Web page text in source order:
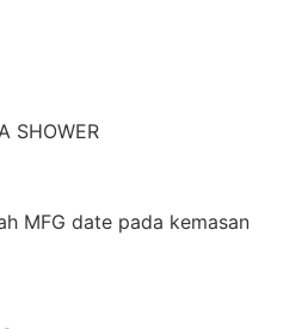
SHOWER
MFG date pada kemasan